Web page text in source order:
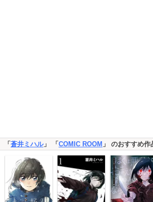
「蒼井ミハル」 「COMIC ROOM 」 のおすすめ作